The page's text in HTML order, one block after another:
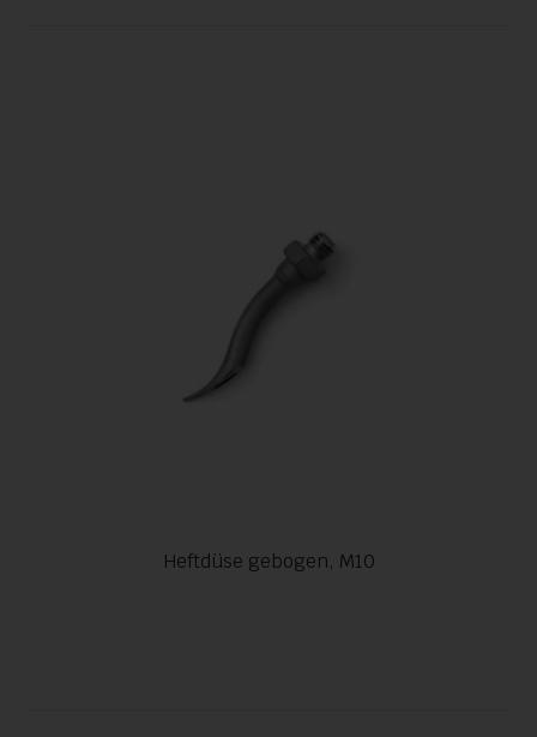
Heftdüse gebogen, M10